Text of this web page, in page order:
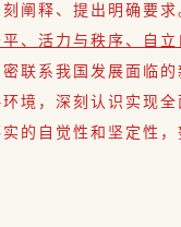
阐释、提出明确要求
、活力与秩序、自立
联系我国发展面临的
境，深刻认识实现全
的自觉性和坚定性，